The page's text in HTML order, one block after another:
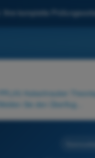
Ihre komplette
PPL(H) Hubschrauber